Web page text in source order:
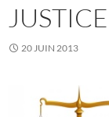
20 JUIN 2013